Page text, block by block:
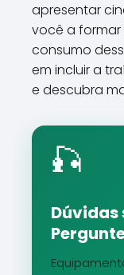
apresentar
você a
consumo
em incluir a
e descubra
🎣
Dúvidas